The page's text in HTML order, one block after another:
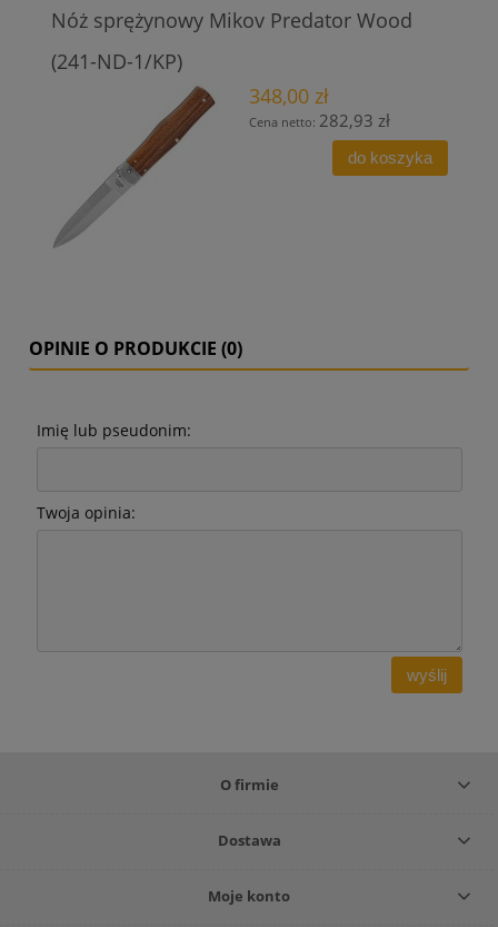
Nóż sprężynowy Mikov Predator Wood
(241-ND-1/KP)
348,00 zł
Cena netto: 282,93 zł
do koszyka
OPINIE O PRODUKCIE (0)
Imię lub pseudonim:
Twoja opinia:
wyślij
O firmie
Dostawa
Moje konto